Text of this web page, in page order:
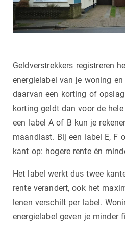
Geldverstrekkers registreren
energielabel van je woning
daarvan een korting of
korting geldt dan voor de
een label A of B kun je
maandlast. Bij een label E, F
kant op: hogere rente én
Het label werkt dus twee
rente verandert, ook het
lenen verschilt per label.
energielabel geven je minder